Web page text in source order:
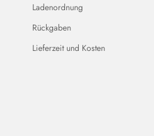
Ladenordnung
Rückgaben
Lieferzeit und Kosten